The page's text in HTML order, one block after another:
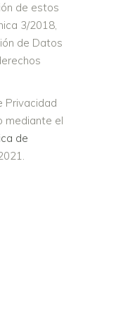
de estos
3/2018,
de Datos
Privacidad
mediante el
de